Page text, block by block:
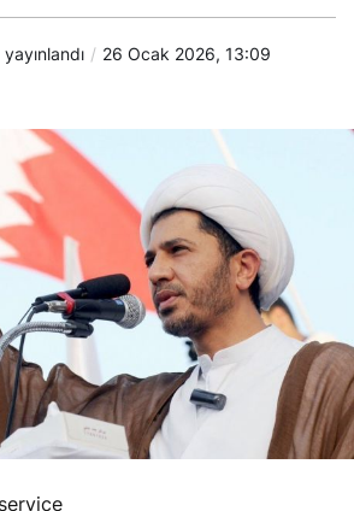
yayınlandı
26 Ocak 2026, 13:09